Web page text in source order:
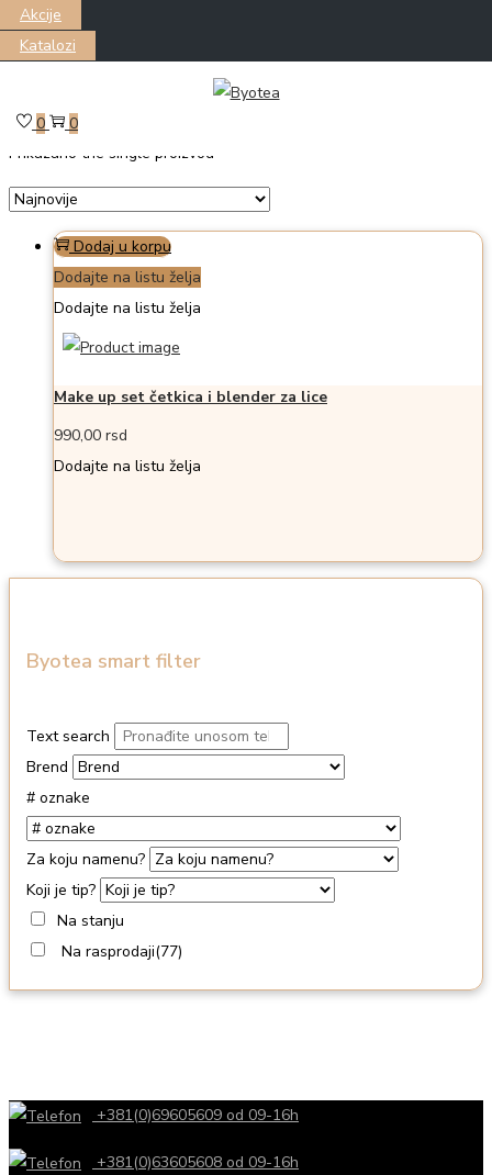
Akcije
Katalozi
to
navigation
to
content
0 0
Prikazano the single proizvod
Dodaj u korpu
Dodajte na listu želja
Dodajte na listu želja
Make up set četkica i blender za lice
990,00 rsd
Dodajte na listu želja
Byotea smart filter
Text search
Brend
# oznake
Za koju namenu?
Koji je tip?
Na stanju
Na rasprodaji(77)
+381(0)69605609 od 09-16h
+381(0)63605608 od 09-16h